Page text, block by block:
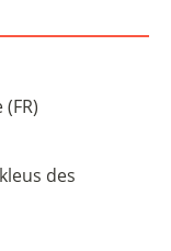
des